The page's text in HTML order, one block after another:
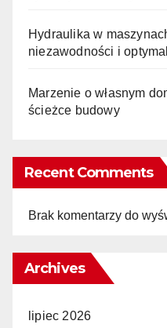
Hydraulika w
niezawodności i
Marzenie o własnym
ścieżce budowy
Recent Comments
Brak komentarzy do
Archives
lipiec 2026